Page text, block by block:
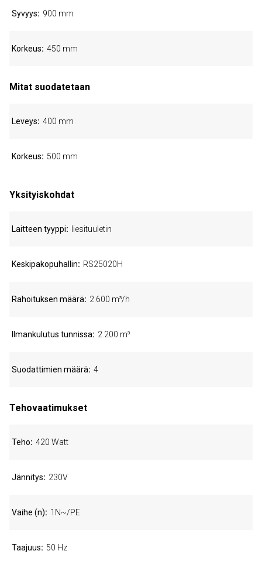
Syvyys 900 mm
Korkeus 450 mm
Mitat suodatetaan
Leveys 400 mm
Korkeus 500 mm
Yksityiskohdat
Laitteen tyyppi liesituuletin
Keskipakopuhallin RS25020H
Rahoituksen määrä 2.600 m³/h
Ilmankulutus tunnissa 2.200 m³
Suodattimien määrä 4
Tehovaatimukset
Teho 420 Watt
Jännitys 230V
Vaihe (n) 1N~/PE
Taajuus 50 Hz